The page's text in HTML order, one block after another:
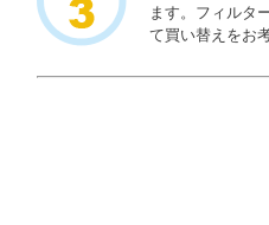
ます。フィルタ
て買い替えをお